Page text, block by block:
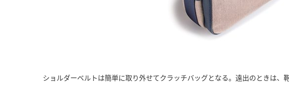
ショルダーベルトは簡単に取り外せてクラッチバッグとなる。遠出のときは、